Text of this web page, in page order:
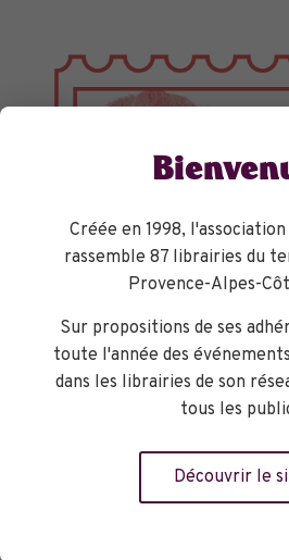
TOURNÉES GÉNÉRALES
Créée en 1998, l'association
rassemble 87 librairies du
Provence-Alpes-
Sur propositions de ses
toute l'année des
dans les librairies de son
tous les
Découvrir le